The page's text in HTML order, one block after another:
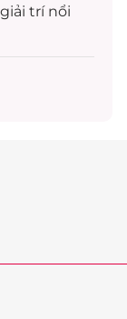
giải trínổi